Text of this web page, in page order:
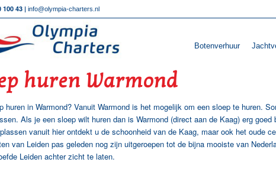
100 43 | info@olympia-charters.nl
Botenverhuur
huren Warmond
huren in Warmond? Vanuit Warmond is het mogelijk om een sloep te huren.
Als je een sloep wilt huren dan is Warmond (direct aan de Kaag) erg
vanuit hier ontdekt u de schoonheid van de Kaag, maar ook het oude
van Leiden pas geleden nog zijn uitgeroepen tot de bijna mooiste van
Leiden achter zicht te laten.